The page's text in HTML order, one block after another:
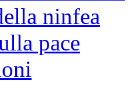
ninfea
pace